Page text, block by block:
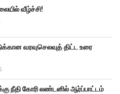
வீழ்ச்சி!
வரவுசெலவுத் திட்ட உரை
நீதி கோரி லண்டனில் ஆர்ப்பாட்டம்